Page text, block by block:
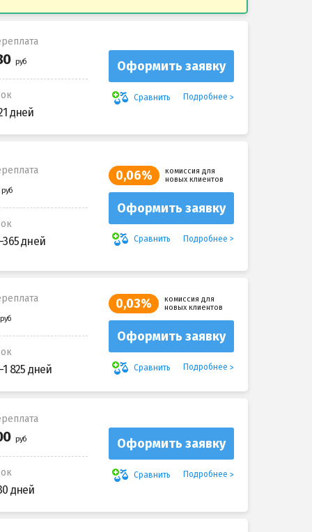
дней
Оформить заявку
Сравнить Подробнее
365 дней
0,06%
комиссия для
новых клиентов
Оформить заявку
Сравнить Подробнее
1 825 дней
0,03%
комиссия для
новых клиентов
Оформить заявку
Сравнить Подробнее
дней
Оформить заявку
Сравнить Подробнее